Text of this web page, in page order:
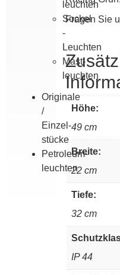
leuchten
Sockel
-
Leuchten
Mast­
leuchten
Originale
/
Einzel­
stücke
Petroleum­
leuchten
Fragen Sie
Höhe:
49 cm
Breite:
22 cm
Tiefe:
32 cm
IP 44